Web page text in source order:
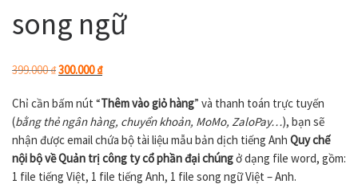
song ngữ
399.000₫Giá gốc là: 399.000 ₫.
300.000₫Giá hiện tại là: 300.000 ₫.
Chỉ cần bấm nút “Thêm vào giỏ hàng” và thanh toán trực tuyến
(bằng thẻ ngân hàng, chuyển khoản, MoMo, ZaloPay…), bạn sẽ
nhận được email chứa bộ tài liệu mẫu bản dịch tiếng Anh Quy chế
nội bộ về Quản trị công ty cổ phần đại chúngở dạng file word, gồm:
1 file tiếng Việt, 1 file tiếng Anh, 1 file song ngữ Việt – Anh.